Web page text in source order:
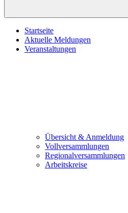
Startseite
Aktuelle Meldungen
Veranstaltungen
Übersicht & Anmeldung
Vollversammlungen
Regionalversammlungen
Arbeitskreise